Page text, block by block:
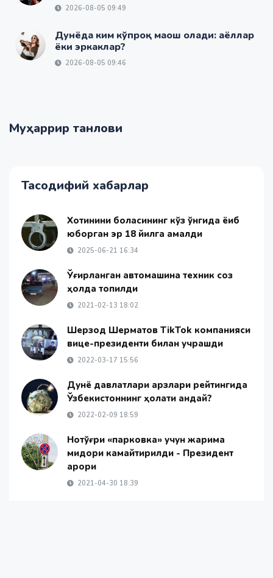
2026-08-05 09:49
Дунёда ким кўпроқ маош олади: аёллар
ёки эркаклар?
2026-08-05 09:46
Муҳаррир танлови
Тасодифий хабарлар
Хотинини боласининг кўз ўнгида ёқиб
юборган эр 18 йилга қамалди
2025-06-21 16:34
Ўғирланган автомашина техник соз
ҳолда топилди
2021-02-13 18:02
Шерзод Шерматов TikTok компанияси
вице-президенти билан учрашди
2022-03-17 15:56
Дунё давлатлари қарзлари рейтингида
Ўзбекистоннинг ҳолати қандай?
2022-02-09 18:59
Нотўғри «парковка» учун жарима
миқдори камайтирилди - Президент
қарори
2021-04-30 18:39